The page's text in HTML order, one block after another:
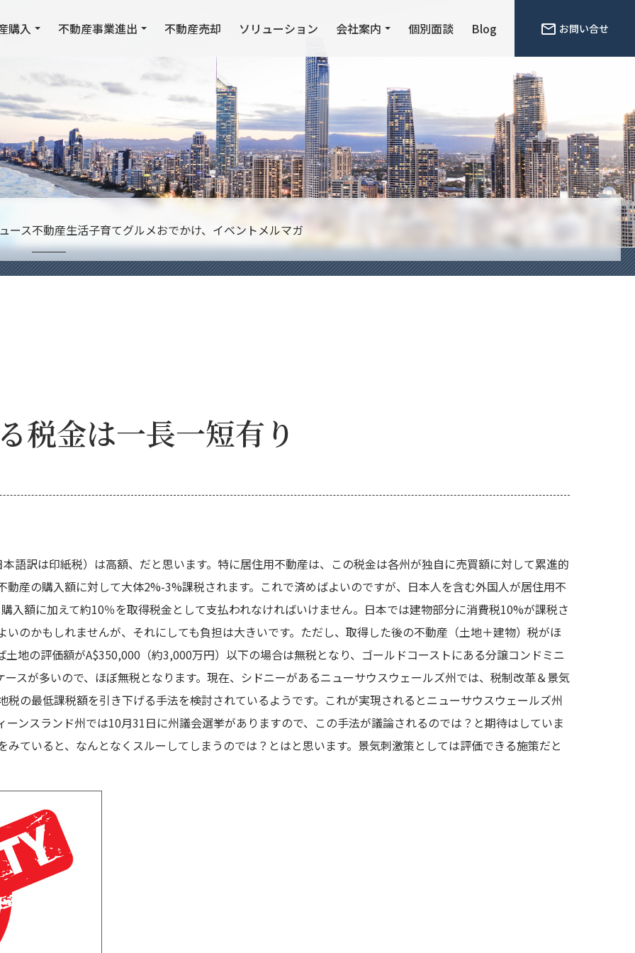
購入 不動産事業進出 不動産売却 ソリューション 会社案内 個別面談 Blog お問い合せ
ース不動産生活子育てグルメおでかけ、イベント メルマガ
税金は一長一短有り
語訳は印紙税）は高額、だと思います。特に居住用不動産は、この税金は各州が独自に売買額に対して累進的
産の購入額に対して大体2%-3%課税されます。これで済めばよいのですが、日本人を含む外国人が居住用不
入額に加えて約10％を取得税金として支払われなければいけません。日本では建物部分に消費税10%が課税さ
のかもしれませんが、それにしても負担は大きいです。ただし、取得した後の不動産（土地＋建物）税がほ
地の評価額がA$350,000（約3,000万円）以下の場合は無税となり、ゴールドコーストにある分譲コンドミニ
スが多いので、ほぼ無税となります。現在、シドニーがあるニューサウスウェールズ州では、税制改革＆景気
の最低課税額を引き下げる手法を検討されているようです。これが実現されるとニューサウスウェールズ州
ンスランド州では10月31日に州議会選挙がありますので、この手法が議論されるのでは？と期待はしていま
ていると、なんとなくスルーしてしまうのでは？とはと思います。景気刺激策としては評価できる施策だと